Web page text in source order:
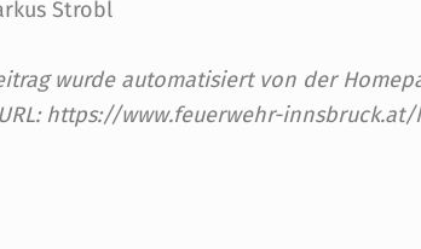
Strobl
wurde automatisiert von der
https://www.feuerwehr-